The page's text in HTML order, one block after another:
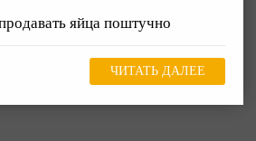
яйца поштучно
ЧИТАТЬ ДАЛЕЕ